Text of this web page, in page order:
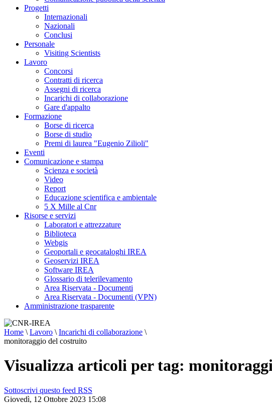
Progetti
Internazionali
Nazionali
Conclusi
Personale
Visiting Scientists
Lavoro
Concorsi
Contratti di ricerca
Assegni di ricerca
Incarichi di collaborazione
Gare d'appalto
Formazione
Borse di ricerca
Borse di studio
Premi di laurea "Eugenio Zilioli"
Eventi
Comunicazione e stampa
Scienza e società
Video
Report
Educazione scientifica e ambientale
5 X Mille al Cnr
Risorse e servizi
Laboratori e attrezzature
Biblioteca
Webgis
Geoportali e geocataloghi IREA
Geoservizi IREA
Software IREA
Glossario di telerilevamento
Area Riservata - Documenti
Area Riservata - Documenti (VPN)
Amministrazione trasparente
Home \ Lavoro \ Incarichi di collaborazione \
monitoraggio del costruito
Visualizza articoli per tag:
Sottoscrivi questo feed RSS
Giovedì, 12 Ottobre 2023 15:08